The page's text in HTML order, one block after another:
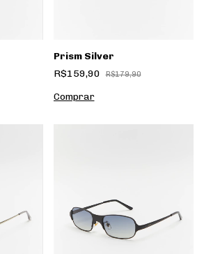
Prism Silver
R$159,90
R$179,90